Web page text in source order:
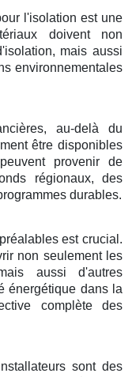
l'isolation est une
doivent non
mais aussi
environnementales
au-delà du
être disponibles
provenir de
régionaux, des
durables.
est crucial.
non seulement les
aussi d'autres
énergétique dans la
complète des
sont des